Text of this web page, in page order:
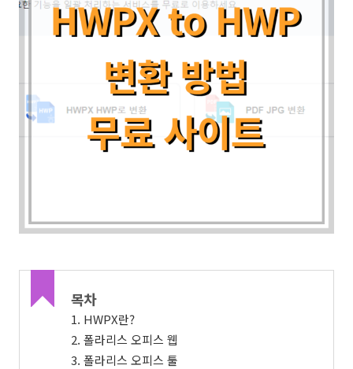
목차
1. HWPX란?
2. 폴라리스 오피스 웹
3. 폴라리스 오피스 툴